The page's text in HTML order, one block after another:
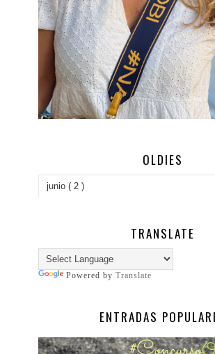
OLDIES
TRANSLATE
Powered by Translate
ENTRADAS